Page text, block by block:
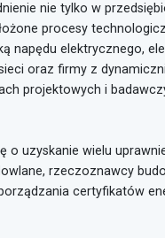
nie tylko w
procesy
napędu elektrycznego,
oraz firmy z
projektowych i
o uzyskanie wielu
rzeczoznawcy
certyfikatów